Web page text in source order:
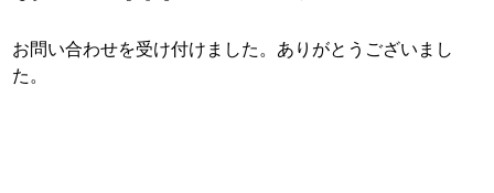
お問い合わせを受け付けました。ありがとうございまし
た。